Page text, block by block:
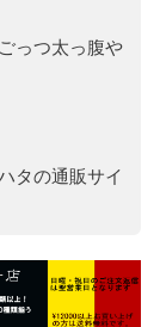
っつ太っ腹や
タの通販サイ